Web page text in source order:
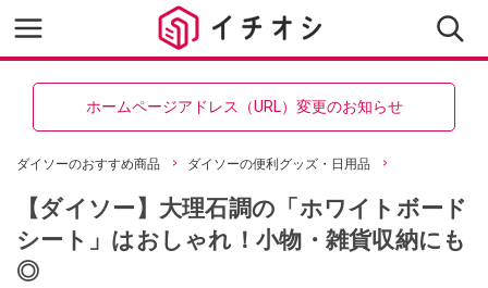
ホームページアドレス（URL）変更のお知らせ
ダイソーのおすすめ商品 ダイソーの便利グッズ・日用品
【ダイソー】大理石調の「ホワイトボード
シート」はおしゃれ！小物・雑貨収納にも
◎